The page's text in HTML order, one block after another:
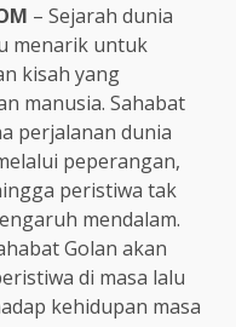
– Sejarah dunia
menarik untuk
kisah yang
manusia. Sahabat
perjalanan dunia
peperangan,
peristiwa tak
mendalam.
Golan akan
di masa lalu
kehidupan masa